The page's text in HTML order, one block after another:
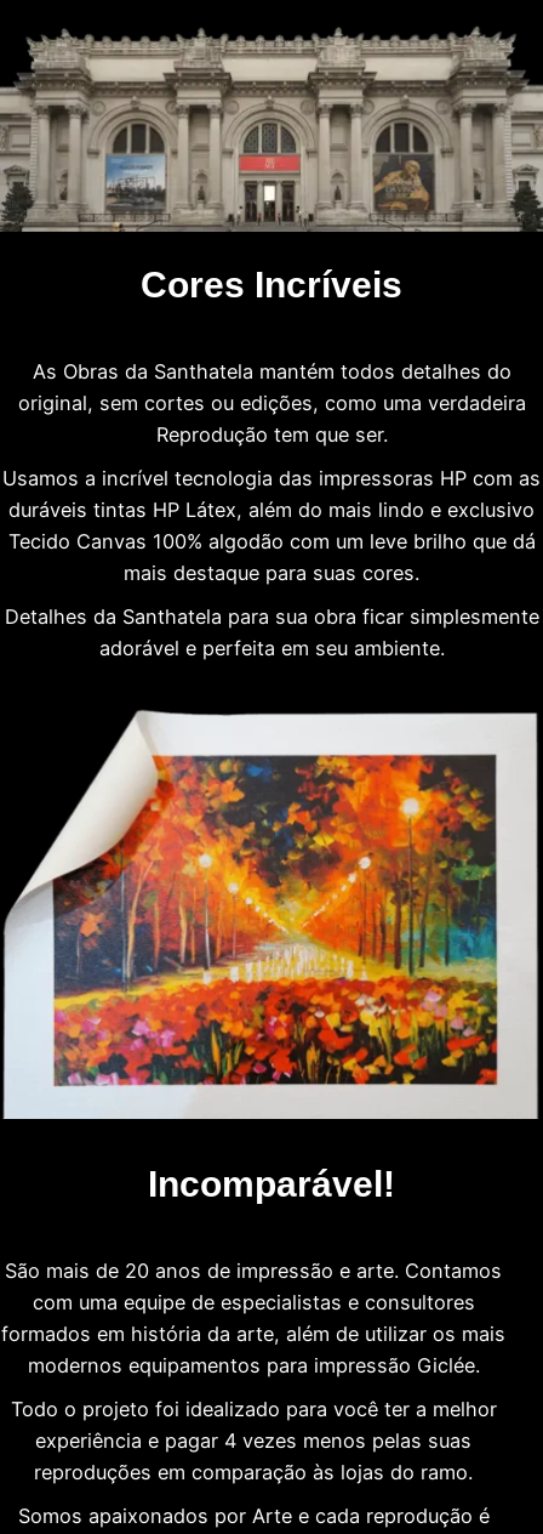
Cores Incríveis
As Obras da Santhatela mantém todos detalhes do
original, sem cortes ou edições, como uma verdadeira
Reprodução tem que ser.
Usamos a incrível tecnologia das impressoras HP com as
duráveis tintas HP Látex, além do mais lindo e exclusivo
Tecido Canvas 100% algodão com um leve brilho que dá
mais destaque para suas cores.
Detalhes da Santhatela para sua obra ficar simplesmente
adorável e perfeita em seu ambiente.
Incomparável!
São mais de 20 anos de impressão e arte. Contamos
com uma equipe de especialistas e consultores
formados em história da arte, além de utilizar os mais
modernos equipamentos para impressão Giclée.
Todo o projeto foi idealizado para você ter a melhor
experiência e pagar 4 vezes menos pelas suas
reproduções em comparação às lojas do ramo.
Somos apaixonados por Arte e cada reprodução é